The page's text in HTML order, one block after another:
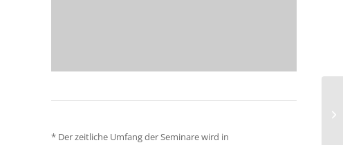
* Der zeitliche Umfang der Seminare wird in